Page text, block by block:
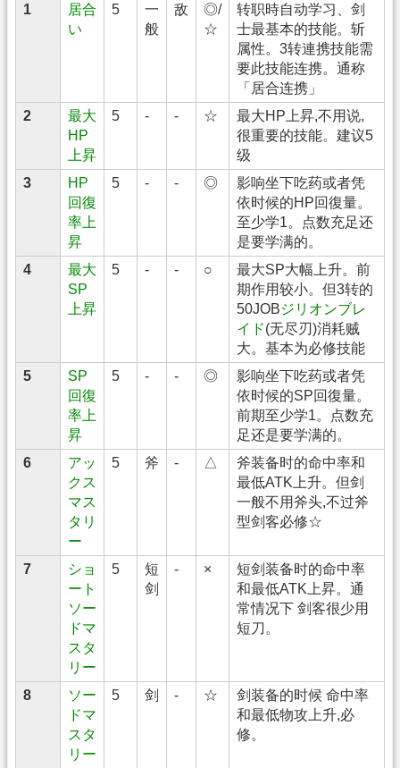
1
居合
い
5
一
般
敌
◎/
☆
转职時自动学习、剑
士最基本的技能。斩
属性。3转連携技能需
要此技能连携。通称
「居合连携」
2
最大
HP
上昇
5 - - ☆
最大HP上昇,不用说,
很重要的技能。建议5
级
3
HP
回復
率上
昇
5 - - ◎
影响坐下吃药或者凭
依时候的HP回復量。
至少学1。点数充足还
是要学满的。
4
最大
SP
上昇
5 - - ○
最大SP大幅上升。前
期作用较小。但3转的
50JOBジリオンブレ
イド(无尽刃)消耗贼
大。基本为必修技能
5
SP
回復
率上
昇
5 - - ◎
影响坐下吃药或者凭
依时候的SP回復量。
前期至少学1。点数充
足还是要学满的。
6
アッ
クス
マス
タリ
ー
5 斧 - △
斧装备时的命中率和
最低ATK上升。但剑
一般不用斧头,不过斧
型剑客必修☆
7
ショ
ート
ソー
ドマ
スタ
リー
5
短
剑
- ×
短剑装备时的命中率
和最低ATK上昇。通
常情况下 剑客很少用
短刀。
8
ソー
ドマ
スタ
リー
5 剑 - ☆
剑装备的时候 命中率
和最低物攻上升,必
修。